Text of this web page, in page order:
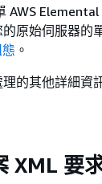
AWS
原始伺服器的
。
的其他詳細
XML 要